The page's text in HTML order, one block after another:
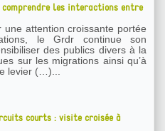
comprendre les interactions entre
attention croissante portée
le Grdr continue son
des publics divers à la
sur les migrations ainsi qu’à
levier (…)...
courts : visite croisée à